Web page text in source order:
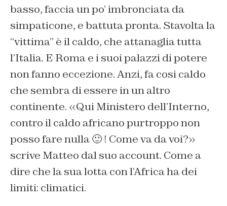
basso, faccia un po’ imbronciata da
simpaticone, e battuta pronta. Stavolta la
“vittima” è il caldo, che attanaglia tutta
l’Italia. E Roma e i suoi palazzi di potere
non fanno eccezione. Anzi, fa cosi caldo
che sembra di essere in un altro
continente. «Qui Ministero dell’Interno,
contro il caldo africano purtroppo non
posso fare nulla 🙂 ! Come va da voi?»
scrive Matteo dal suo account. Come a
dire che la sua lotta con l’Africa ha dei
limiti: climatici.